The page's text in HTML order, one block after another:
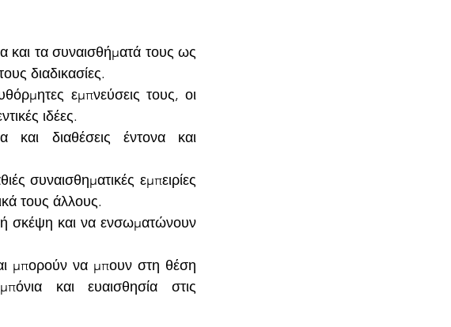
και τα συναισθήματά τους ως
διαδικασίες.
εμπνεύσεις τους, οι
ιδέες.
διαθέσεις έντονα και
συναισθηματικές εμπειρίες
τους άλλους.
σκέψη και να ενσωματώνουν
μπορούν να μπουν στη θέση
και ευαισθησία στις